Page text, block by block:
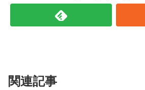
関連記事